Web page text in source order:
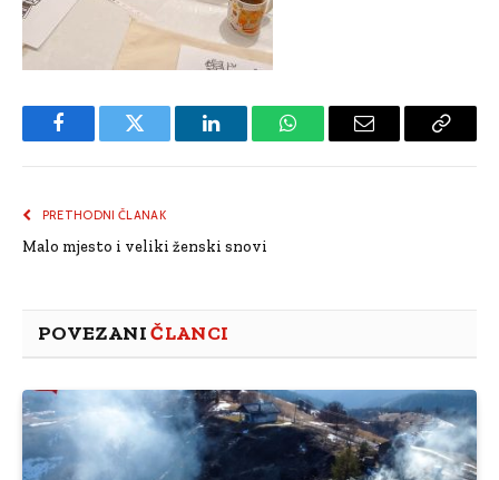
FacebookTwitter LinkedInWhatsAppEmail
Copy
PRETHODNI ČLANAK
Malo mjesto i veliki ženski snovi
POVEZANIČLANCI